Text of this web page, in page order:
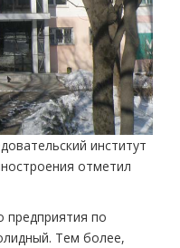
институт
отметил
предприятия по
Тем более,